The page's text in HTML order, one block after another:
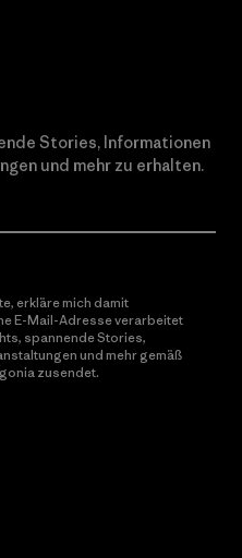
Stories, Informationen
und mehr zu erhalten.
erkläre mich damit
E-Mail-Adresse verarbeitet
spannende Stories,
und mehr gemäß
zusendet.